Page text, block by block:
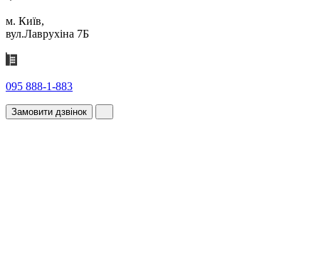
м. Київ,
вул.Лаврухіна 7Б
095 888-1-883
Замовити дзвінок